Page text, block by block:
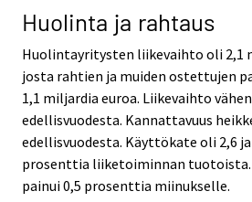
Huolinta ja rahtaus
Huolintayritysten liikevaihto oli 2,1
josta rahtien ja muiden ostettujen
1,1 miljardia euroa. Liikevaihto
edellisvuodesta. Kannattavuus
edellisvuodesta. Käyttökate oli 2,6
prosenttia liiketoiminnan
painui 0,5 prosenttia miinukselle.